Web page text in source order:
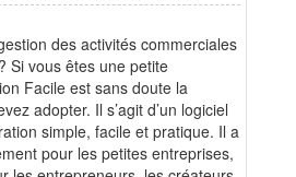
des activités commerciales
Si vous êtes une petite
Facile est sans doute la
adopter. Il s’agit d’un logiciel
simple, facile et pratique. Il a
pour les petites entreprises,